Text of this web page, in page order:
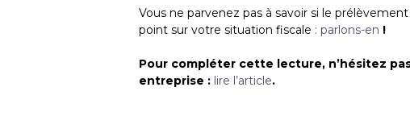
Vous ne parvenez pas à savoir si le
point sur votre situation fiscale : parlons-en !
Pour compléter cette lecture, n’hésitez
entreprise : lire l’article.